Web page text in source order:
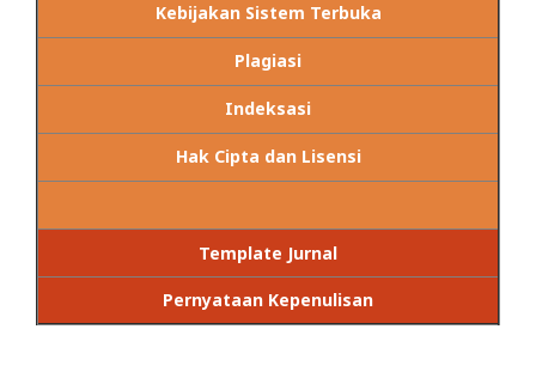
Kebijakan Sistem Terbuka
Plagiasi
Indeksasi
Hak Cipta dan Lisensi
Template Jurnal
Pernyataan Kepenulisan